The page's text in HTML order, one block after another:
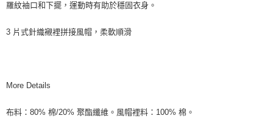
羅紋袖口和下擺，運動時有助於穩固衣身。
3 片式針織襯裡拼接風帽，柔軟順滑
More Details
布料：80% 棉/20% 聚酯纖維。風帽裡料：100% 棉。